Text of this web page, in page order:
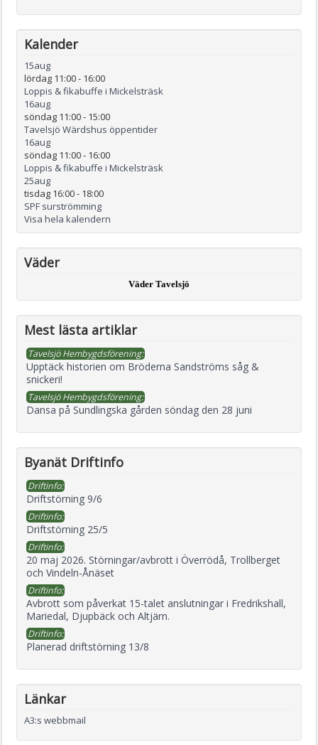
Kalender
15aug
lördag 11:00- 16:00
Loppis & fikabuffe i Mickelsträsk
16aug
söndag 11:00- 15:00
Tavelsjö Wärdshus öppentider
16aug
söndag 11:00- 16:00
Loppis & fikabuffe i Mickelsträsk
25aug
tisdag 16:00- 18:00
SPF surströmming
Visa hela kalendern
Väder
Väder Tavelsjö
Mest lästa artiklar
Tavelsjö Hembygdsförening:
Upptäck historien om Bröderna Sandströms såg &
snickeri!
Tavelsjö Hembygdsförening:
Dansa på Sundlingska gården söndag den 28 juni
Byanät Driftinfo
Driftinfo:
Driftstörning 9/6
Driftinfo:
Driftstörning 25/5
Driftinfo:
20 maj 2026. Störningar/avbrott i Överrödå, Trollberget
och Vindeln-Ånäset
Driftinfo:
Avbrott som påverkat 15-talet anslutningar i Fredrikshall,
Mariedal, Djupbäck och Altjärn.
Driftinfo:
Planerad driftstörning 13/8
Länkar
A3:s webbmail